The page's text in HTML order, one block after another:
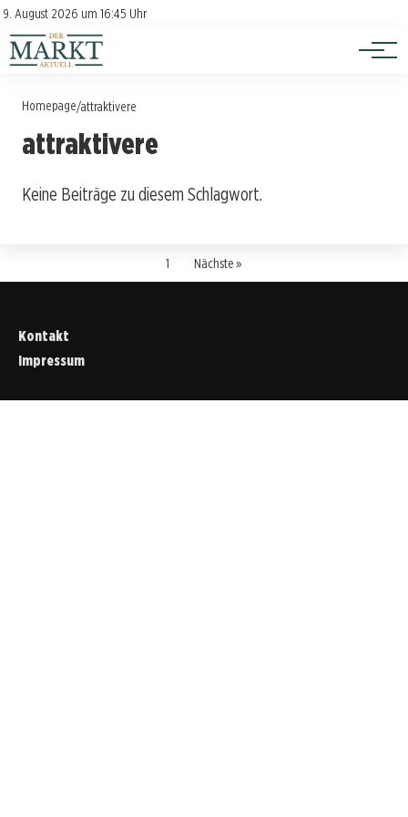
9. August 2026 um 16:45 Uhr
Kontakt
Impressum
Investition
Verbraucherschutz
Homepage/attraktivere
attraktivere
Keine Beiträge zu diesem Schlagwort.
1 Nächste »
Kontakt
Impressum